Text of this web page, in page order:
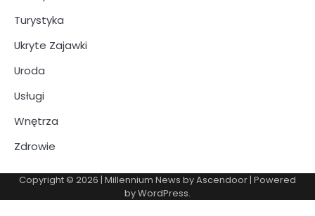
Turystyka
Ukryte Zajawki
Uroda
Usługi
Wnętrza
Zdrowie
Copyright © 2026 | Millennium News byAscendoor | Powered
byWordPress.